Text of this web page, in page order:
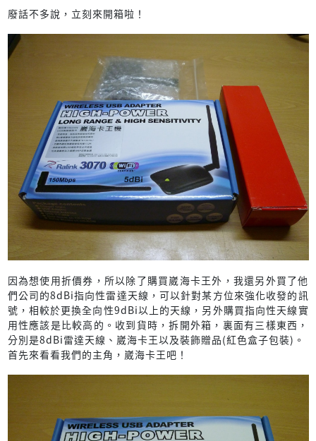
廢話不多說，立刻來開箱啦！
因為想使用折價券，所以除了購買崴海卡王外，我還另外買了他
們公司的8dBi指向性雷達天線，可以針對某方位來強化收發的訊
號，相較於更換全向性9dBi以上的天線，另外購買指向性天線實
用性應該是比較高的。收到貨時，拆開外箱，裏面有三樣東西，
分別是8dBi雷達天線、崴海卡王以及裝飾贈品(紅色盒子包裝)。
首先來看看我們的主角，崴海卡王吧！